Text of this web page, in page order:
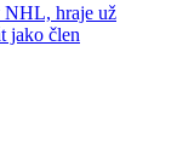
NHL, hraje už
jako člen